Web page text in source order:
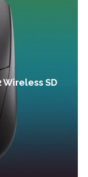
Wireless SD